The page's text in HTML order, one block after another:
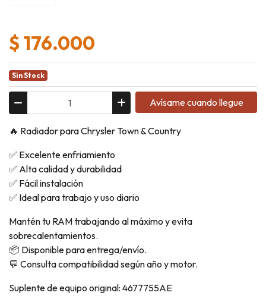
$ 176.000
Sin Stock
Avísame cuando llegue
🔥 Radiador para Chrysler Town & Country
✅ Excelente enfriamiento
✅ Alta calidad y durabilidad
✅ Fácil instalación
✅ Ideal para trabajo y uso diario
Mantén tu RAM trabajando al máximo y evita
sobrecalentamientos.
📦 Disponible para entrega/envío.
💬 Consulta compatibilidad según año y motor.
Suplente de equipo original: 4677755AE